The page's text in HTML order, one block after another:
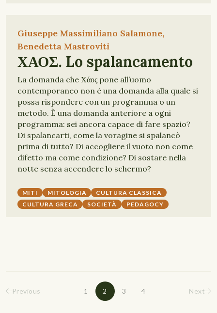
Giuseppe Massimiliano Salamone,
Benedetta Mastroviti
ΧΑΟΣ. Lo spalancamento
La domanda che Χάος pone all’uomo
contemporaneo non è una domanda alla quale si
possa rispondere con un programma o un
metodo. È una domanda anteriore a ogni
programma: sei ancora capace di fare spazio?
Di spalancarti, come la voragine si spalancò
prima di tutto? Di accogliere il vuoto non come
difetto ma come condizione? Di sostare nella
notte senza accendere lo schermo?
MITI MITOLOGIA
CULTURA CLASSICA
CULTURA GRECA
SOCIETÀ PEDAGOCY
Previous 1 2 3 4 Next